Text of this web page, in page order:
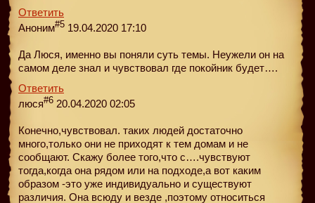
Ответить
Аноним#5 19.04.2020 17:10
Да Люся, именно вы поняли суть темы. Неужели он на
самом деле знал и чувствовал где покойник будет….
Ответить
люся#6 20.04.2020 02:05
Конечно,чувствовал. таких людей достаточно
много,только они не приходят к тем домам и не
сообщают. Скажу более того,что с….чувствуют
тогда,когда она рядом или на подходе,а вот каким
образом -это уже индивидуально и существуют
различия. Она всюду и везде ,поэтому относиться